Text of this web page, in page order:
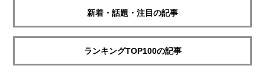
新着・話題・注目の記事
ランキングTOP100の記事